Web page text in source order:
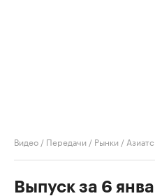
Видео / Передачи / Рынки /
Выпуск за 6